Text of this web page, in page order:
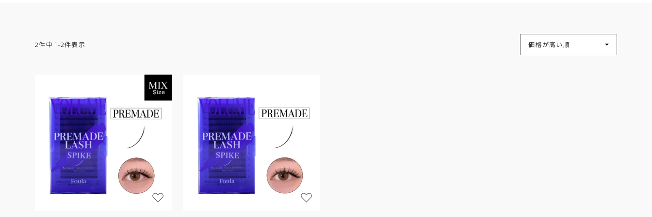
並び替え
価格が高い順
2件中 1-2件表示